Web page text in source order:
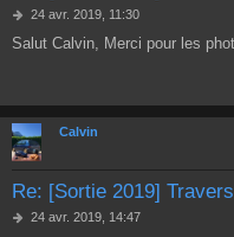
M
s
e
24 avr. 2019, 11:30
Salut Calvin, Merci pour les
Calvin
Re: [Sortie 2019]
M
24 avr. 2019, 14:47